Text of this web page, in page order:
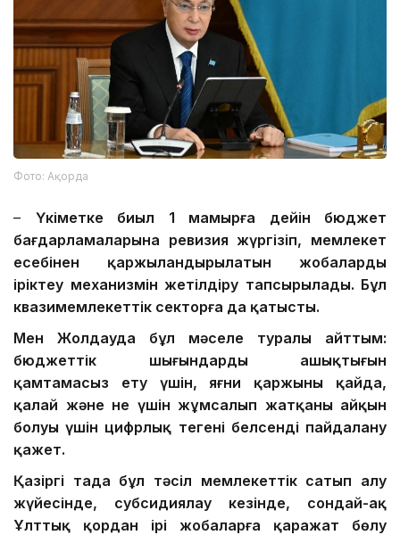
Фото: Ақорда
– Үкіметке биыл 1 мамырға дейін бюджет
бағдарламаларына ревизия жүргізіп, мемлекет
есебінен қаржыландырылатын жобаларды
іріктеу механизмін жетілдіру тапсырылады. Бұл
квазимемлекеттік секторға да қатысты.
Мен Жолдауда бұл мәселе туралы айттым:
бюджеттік шығындардың ашықтығын
қамтамасыз ету үшін, яғни қаржының қайда,
қалай және не үшін жұмсалып жатқаны айқын
болуы үшін цифрлық теңгені белсенді пайдалану
қажет.
Қазіргі таңда бұл тәсіл мемлекеттік сатып алу
жүйесінде, субсидиялау кезінде, сондай-ақ
Ұлттық қордан ірі жобаларға қаражат бөлу